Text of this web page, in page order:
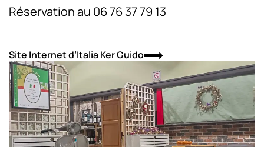
Réservation au 06 76 37 79 13
Site Internet d’Italia Ker Guido